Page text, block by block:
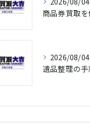
2026/08/04